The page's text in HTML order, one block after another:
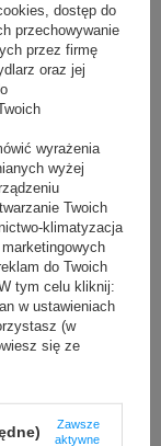
parametrem
letnim znacznie
dynamicznym
błyskawiczny
otwarciu szyb
czy lada posiada
czy jej konstrukcja
fronty z
promienie cieplne,
dostęp do
przechowywanie
przez firmę
oraz jej
wyrażenia
wyżej
Twoich
klimatyzacja
do Twoich
tym celu kliknij:
w ustawieniach
(w
się ze
Zawsze
aktywne